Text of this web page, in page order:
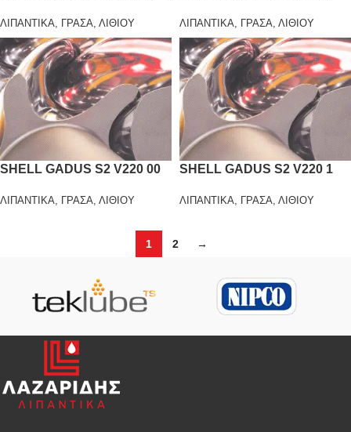
ΛΙΠΑΝΤΙΚΑ, ΓΡΑΣΑ, ΛΙΘΙΟΥ ΛΙΠΑΝΤΙΚΑ, ΓΡΑΣΑ, ΛΙΘΙΟΥ
SHELL GADUS S2 V220 00
ΛΙΠΑΝΤΙΚΑ, ΓΡΑΣΑ, ΛΙΘΙΟΥ
SHELL GADUS S2 V220 1
ΛΙΠΑΝΤΙΚΑ, ΓΡΑΣΑ, ΛΙΘΙΟΥ
1 2 →